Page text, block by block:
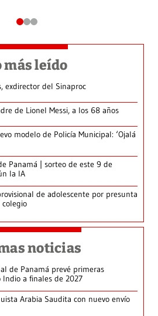
más leído
exdirector del Sinaproc
de Lionel Messi, a los 68 años
modelo de Policía Municipal: ‘Ojalá
Panamá | sorteo de este 9 de
la IA
de adolescente por presunta
colegio
noticias
de Panamá prevé primeras
Indio a finales de 2027
Arabia Saudita con nuevo envío